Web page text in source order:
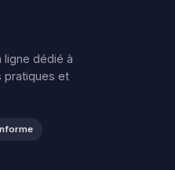
ligne dédié à
pratiques et